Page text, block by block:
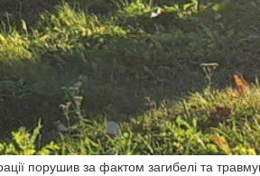
порушив за фактом загибелі та